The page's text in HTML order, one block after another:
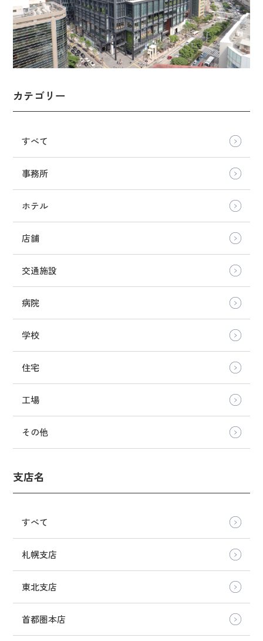
カテゴリー
すべて
事務所
ホテル
店舗
交通施設
病院
学校
住宅
工場
その他
支店名
すべて
札幌支店
東北支店
首都圏本店